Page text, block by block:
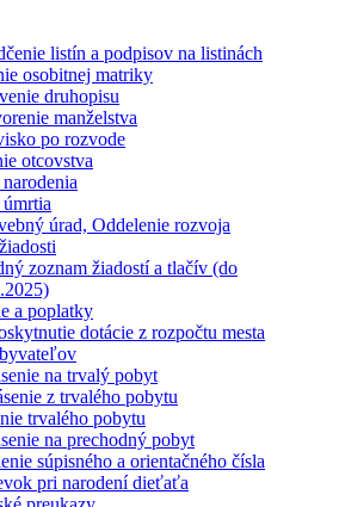
listín a podpisov na listinách
osobitnej matriky
druhopisu
manželstva
po rozvode
otcovstva
úrad, Oddelenie rozvoja
zoznam žiadostí a tlačív (do
a poplatky
dotácie z rozpočtu mesta
na trvalý pobyt
z trvalého pobytu
trvalého pobytu
na prechodný pobyt
súpisného a orientačného čísla
pri narodení dieťaťa